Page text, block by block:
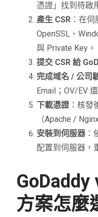
憑證」找到待啟
產生 CSR ：在
OpenSSL、
與 Private Key。
提交 CSR 給
完成域名 / 公司
Email；OV/EV
下載憑證 ：核
（Apache /
安裝到伺服器
配置到伺服器，
GoDaddy
方案怎麼